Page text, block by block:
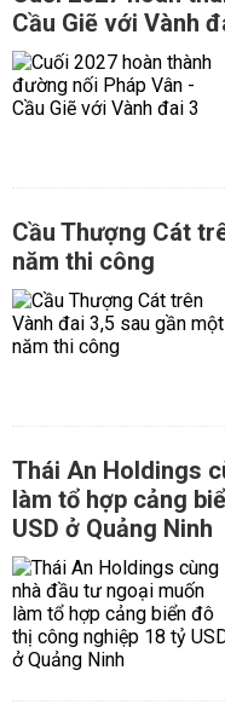
Cầu Giẽ với Vành
Cầu Thượng Cát
năm thi công
Thái An Holdings
làm tổ hợp cảng
USD ở Quảng Ninh